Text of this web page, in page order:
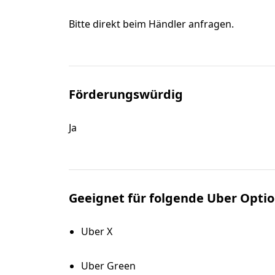
Bitte direkt beim Händler anfragen.
Förderungswürdig
Ja
Geeignet für folgende Uber
Uber X
Uber Green